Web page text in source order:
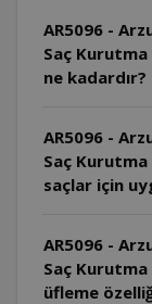
AR5096 -
Saç
ne kadardır?
AR5096 -
Saç Kurutma
saçlar için
AR5096 -
Saç
üfleme